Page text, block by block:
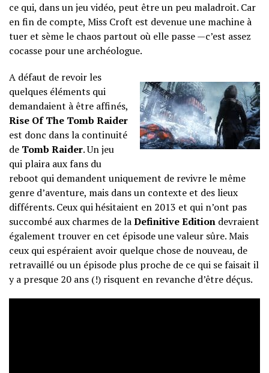
ce qui, dans un jeu vidéo, peut être un peu maladroit. Car
en fin de compte, Miss Croft est devenue une machine à
tuer et sème le chaos partout où elle passe —c’est assez
cocasse pour une archéologue.
A défaut de revoir les
quelques éléments qui
demandaient à être affinés,
Rise Of The Tomb Raider
est donc dans la continuité
de Tomb Raider. Un jeu
qui plaira aux fans du
reboot qui demandent uniquement de revivre le même
genre d’aventure, mais dans un contexte et des lieux
différents. Ceux qui hésitaient en 2013 et qui n’ont pas
succombé aux charmes de laDefinitive Edition devraient
également trouver en cet épisode une valeur sûre. Mais
ceux qui espéraient avoir quelque chose de nouveau, de
retravaillé ou un épisode plus proche de ce qui se faisait il
y a presque 20 ans (!) risquent en revanche d’être déçus.